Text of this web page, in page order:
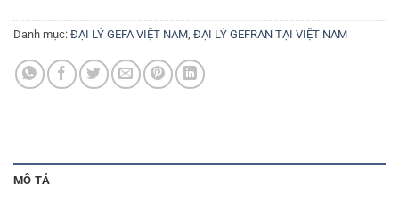
Danh mục: ĐẠI LÝ GEFA VIỆT NAM, ĐẠI LÝ GEFRAN TẠI VIỆT NAM
MÔ TẢ